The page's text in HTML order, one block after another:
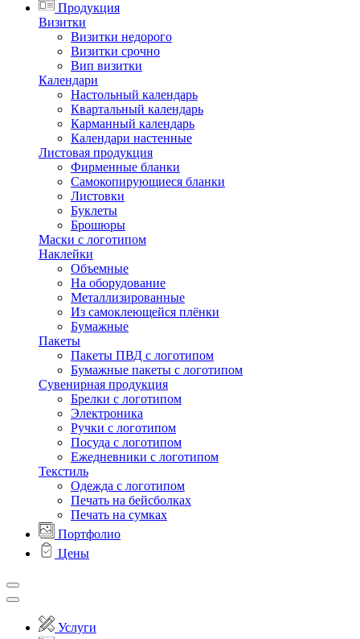
Продукция
Визитки
Визитки недорого
Визитки срочно
Вип визитки
Календари
Настольный календарь
Квартальный календарь
Карманный календарь
Календари настенные
Листовая продукция
Фирменные бланки
Самокопирующиеся бланки
Листовки
Буклеты
Брошюры
Маски с логотипом
Наклейки
Объемные
На оборудование
Металлизированные
Из самоклеющейся плёнки
Бумажные
Пакеты
Пакеты ПВД с логотипом
Бумажные пакеты с логотипом
Сувенирная продукция
Брелки с логотипом
Электроника
Ручки с логотипом
Посуда с логотипом
Ежедневники с логотипом
Текстиль
Одежда с логотипом
Печать на бейсболках
Печать на сумках
Портфолио
Цены
Услуги